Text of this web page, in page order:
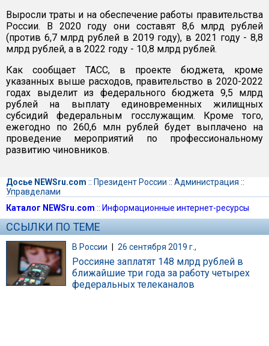
Выросли траты и на обеспечение работы правительства
России. В 2020 году они составят 8,6 млрд рублей
(против 6,7 млрд рублей в 2019 году), в 2021 году - 8,8
млрд рублей, а в 2022 году - 10,8 млрд рублей.
Как сообщает ТАСС, в проекте бюджета, кроме
указанных выше расходов, правительство в 2020-2022
годах выделит из федерального бюджета 9,5 млрд
рублей на выплату единовременных жилищных
субсидий федеральным госслужащим. Кроме того,
ежегодно по 260,6 млн рублей будет выплачено на
проведение мероприятий по профессиональному
развитию чиновников.
Досье NEWSru.com :: Президент России :: Администрация ::
Управделами
Каталог NEWSru.com :: Информационные интернет-ресурсы
ССЫЛКИ ПО ТЕМЕ
В России | 26 сентября 2019 г.,
Россияне заплатят 148 млрд рублей в
ближайшие три года за работу четырех
федеральных телеканалов